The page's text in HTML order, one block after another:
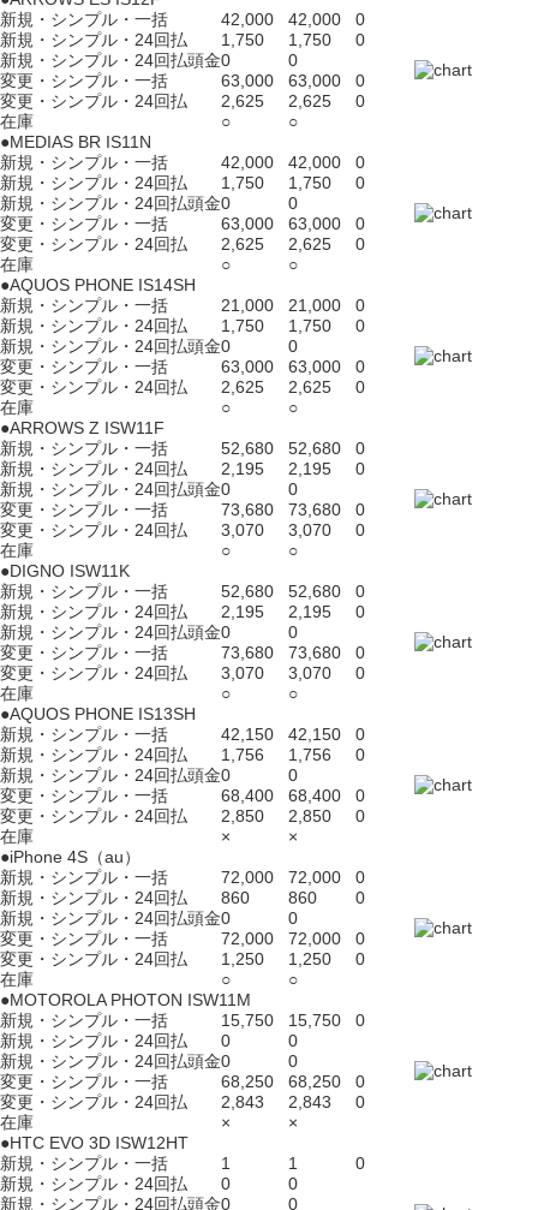
新規・シンプル・一括
42,000 42,000
0
新規・シンプル・24回払
1,750 1,750
0
新規・シンプル・24回払頭金0
0
変更・シンプル・一括
63,000 63,000
0
変更・シンプル・24回払
2,625 2,625
0
在庫
○
○
●MEDIAS BR IS11N
新規・シンプル・一括
42,000 42,000
0
新規・シンプル・24回払
1,750 1,750
0
新規・シンプル・24回払頭金0
0
変更・シンプル・一括
63,000 63,000
0
変更・シンプル・24回払
2,625 2,625
0
在庫
○
○
●AQUOS PHONE IS14SH
新規・シンプル・一括
21,000 21,000
0
新規・シンプル・24回払
1,750 1,750
0
新規・シンプル・24回払頭金0
0
変更・シンプル・一括
63,000 63,000
0
変更・シンプル・24回払
2,625 2,625
0
在庫
○
○
●ARROWS Z ISW11F
新規・シンプル・一括
52,680 52,680
0
新規・シンプル・24回払
2,195 2,195
0
新規・シンプル・24回払頭金0
0
変更・シンプル・一括
73,680 73,680
0
変更・シンプル・24回払
3,070 3,070
0
在庫
○
○
●DIGNO ISW11K
新規・シンプル・一括
52,680 52,680
0
新規・シンプル・24回払
2,195 2,195
0
新規・シンプル・24回払頭金0
0
変更・シンプル・一括
73,680 73,680
0
変更・シンプル・24回払
3,070 3,070
0
在庫
○
○
●AQUOS PHONE IS13SH
新規・シンプル・一括
42,150 42,150
0
新規・シンプル・24回払
1,756 1,756
0
新規・シンプル・24回払頭金0
0
変更・シンプル・一括
68,400 68,400
0
変更・シンプル・24回払
2,850 2,850
0
在庫
×
×
●iPhone 4S（au）
新規・シンプル・一括
72,000 72,000
0
新規・シンプル・24回払
860 860
0
新規・シンプル・24回払頭金0
0
変更・シンプル・一括
72,000 72,000
0
変更・シンプル・24回払
1,250 1,250
0
在庫
○
○
●MOTOROLA PHOTON ISW11M
新規・シンプル・一括
15,750 15,750
0
新規・シンプル・24回払
0
0
新規・シンプル・24回払頭金0
0
変更・シンプル・一括
68,250 68,250
0
変更・シンプル・24回払
2,843 2,843
0
在庫
×
×
●HTC EVO 3D ISW12HT
新規・シンプル・一括
1 1
0
新規・シンプル・24回払
0
0
新規・シンプル・24回払頭金0 0